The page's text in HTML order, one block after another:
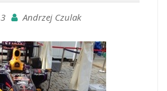
Andrzej Czulak